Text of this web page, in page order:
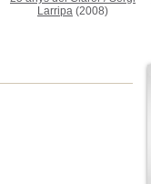
Larripa (2008)